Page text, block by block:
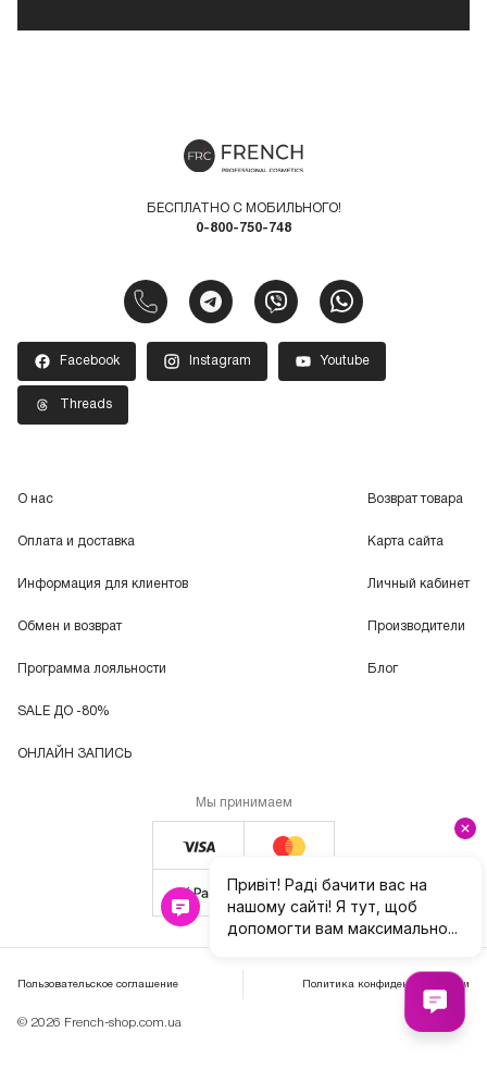
БЕСПЛАТНО С МОБИЛЬНОГО!
0-800-750-748
Facebook Instagram Youtube
Threads
О нас
Оплата и доставка
Информация для клиентов
Обмен и возврат
Программа лояльности
SALE ДО -80%
ОНЛАЙН ЗАПИСЬ
Возврат товара
Карта сайта
Личный кабинет
Производители
Блог
Мы принимаем
© 2026 French-shop.com.ua
Пользовательское соглашение Политика конфиденциальности